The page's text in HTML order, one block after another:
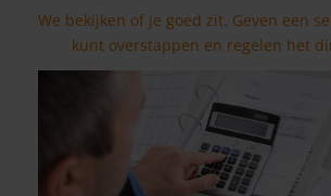
We bekijken of je goed zit. Geven een
kunt overstappen en regelen het